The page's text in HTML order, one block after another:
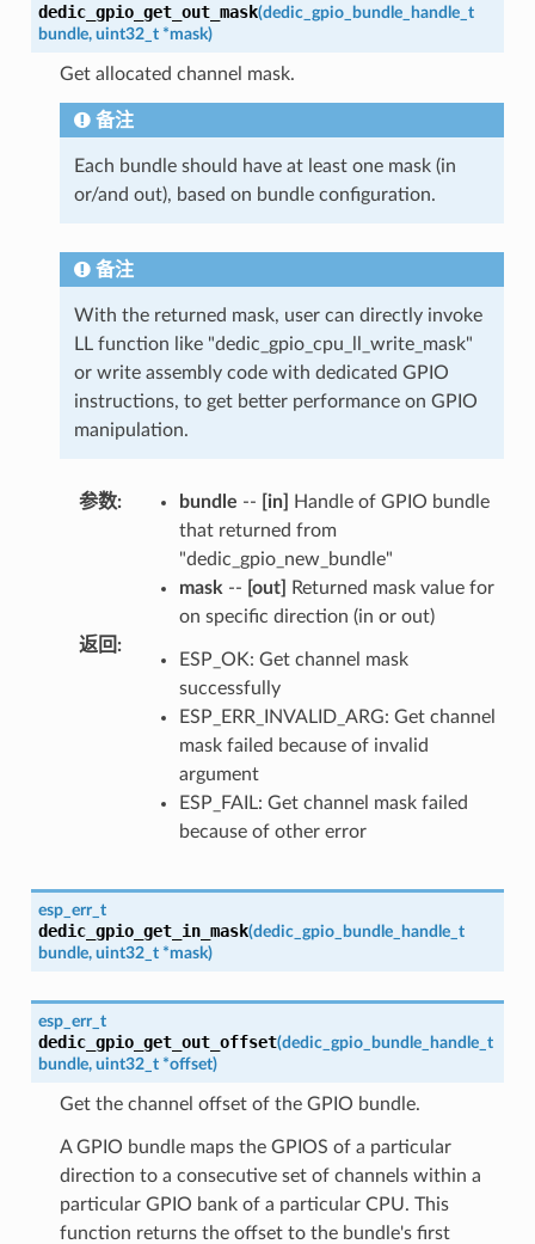
dedic_gpio_get_out_mask(dedic_gpio_bundle_handle_t
bundle, uint32_t *mask)
Get allocated channel mask.
备注
Each bundle should have at least one mask (in
or/and out), based on bundle configuration.
备注
With the returned mask, user can directly invoke
LL function like "dedic_gpio_cpu_ll_write_mask"
or write assembly code with dedicated GPIO
instructions, to get better performance on GPIO
manipulation.
参数: bundle -- [in]
Handle of GPIO bundle
that returned from
"dedic_gpio_new_bundle"
mask -- [out]
Returned mask value for
on specific direction (in or out)
返回 :
ESP_OK: Get channel mask
successfully
ESP_ERR_INVALID_ARG: Get channel
mask failed because of invalid
argument
ESP_FAIL: Get channel mask failed
because of other error
esp_err_t
dedic_gpio_get_in_mask(dedic_gpio_bundle_handle_t
bundle, uint32_t *mask)
esp_err_t
dedic_gpio_get_out_offset(dedic_gpio_bundle_handle_t
bundle, uint32_t *offset)
Get the channel offset of the GPIO bundle.
A GPIO bundle maps the GPIOS of a particular
direction to a consecutive set of channels within a
particular GPIO bank of a particular CPU. This
function returns the offset to the bundle's first